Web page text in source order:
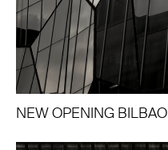
NEW OPENING BILBAO